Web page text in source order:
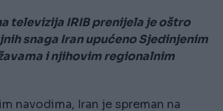
televizija IRIB prenijela je oštro
snaga Iran upućeno Sjedinjenim
i njihovim regionalnim
navodima, Iran je spreman na